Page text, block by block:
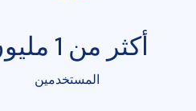
أكثر من 1 مليون
المستخدمين